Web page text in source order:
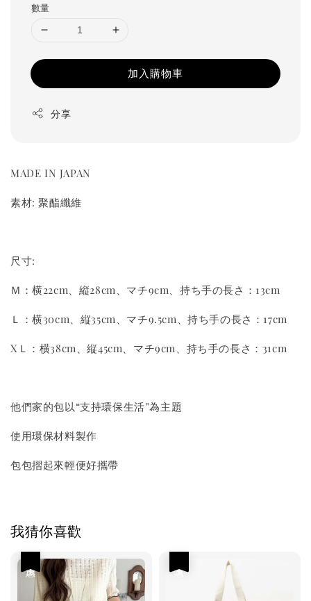
數量
加入購物車
分享
MADE IN JAPAN
素材: 聚酯纖維
尺寸:
Ｍ：横22cm、縦28cm、マチ9cm、持ち手の長さ：13cm
Ｌ：横30cm、縦35cm、マチ9.5cm、持ち手の長さ：17cm
XＬ：横38cm、縦45cm、マチ9cm、持ち手の長さ：31cm
他們家的包以“支持環保生活”為主題
使用環保材料製作
包包摺起來輕便好攜帶
我猜你喜歡